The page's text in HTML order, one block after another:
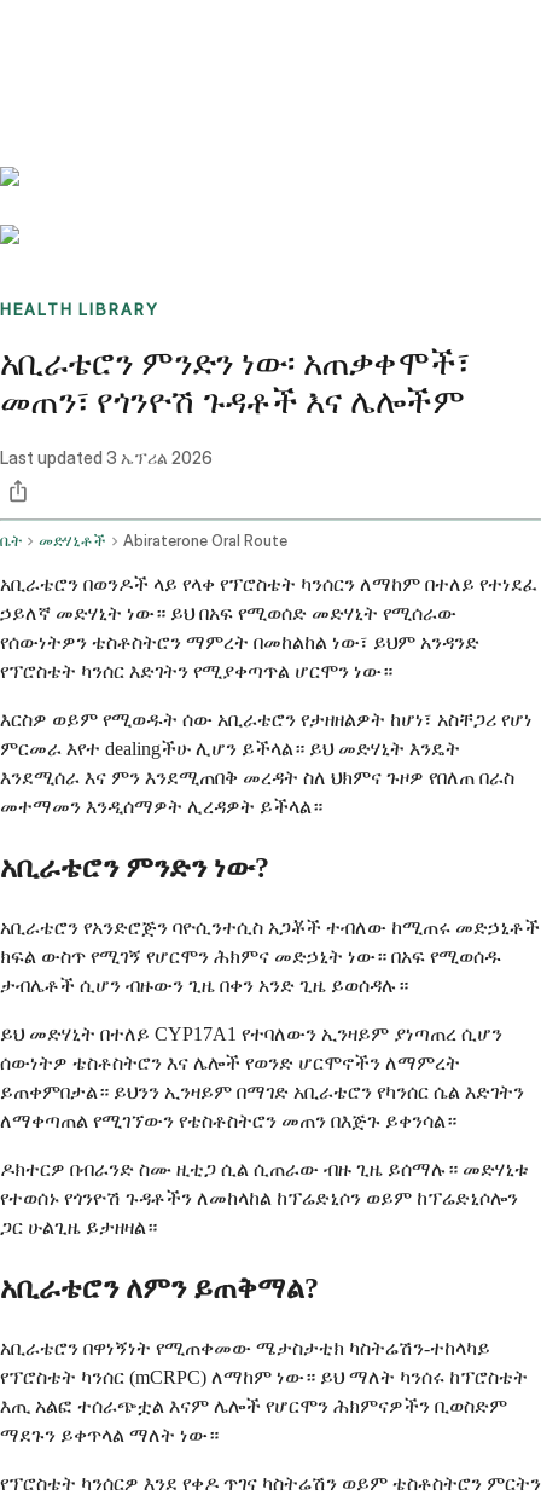
HEALTH LIBRARY
አቢራቴሮን ምንድን ነው፡ አጠቃቀሞች፣
መጠን፣ የጎንዮሽ ጉዳቶች እና ሌሎችም
Last updated 3 ኤፕሪል 2026
ቤት መድሃኒቶች Abiraterone Oral Route
አቢራቴሮን በወንዶች ላይ የላቀ የፕሮስቴት ካንሰርን ለማከም በተለይ የተነደፈ
ኃይለኛ መድሃኒት ነው። ይህ በአፍ የሚወሰድ መድሃኒት የሚሰራው
የሰውነትዎን ቴስቶስትሮን ማምረት በመከልከል ነው፣ ይህም አንዳንድ
የፕሮስቴት ካንሰር እድገትን የሚያቀጣጥል ሆርሞን ነው።
እርስዎ ወይም የሚወዱት ሰው አቢራቴሮን የታዘዘልዎት ከሆነ፣ አስቸጋሪ የሆነ
ምርመራ እየተ dealingችሁ ሊሆን ይችላል። ይህ መድሃኒት እንዴት
እንደሚሰራ እና ምን እንደሚጠበቅ መረዳት ስለ ህክምና ጉዞዎ የበለጠ በራስ
መተማመን እንዲሰማዎት ሊረዳዎት ይችላል።
አቢራቴሮን ምንድን ነው?
አቢራቴሮን የአንድሮጅን ባዮሲንተሲስ አጋቾች ተብለው ከሚጠሩ መድኃኒቶች
ክፍል ውስጥ የሚገኝ የሆርሞን ሕክምና መድኃኒት ነው። በአፍ የሚወሰዱ
ታብሌቶች ሲሆን ብዙውን ጊዜ በቀን አንድ ጊዜ ይወሰዳሉ።
ይህ መድሃኒት በተለይ CYP17A1 የተባለውን ኢንዛይም ያነጣጠረ ሲሆን
ሰውነትዎ ቴስቶስትሮን እና ሌሎች የወንድ ሆርሞኖችን ለማምረት
ይጠቀምበታል። ይህንን ኢንዛይም በማገድ አቢራቴሮን የካንሰር ሴል እድገትን
ለማቀጣጠል የሚገኘውን የቴስቶስትሮን መጠን በእጅጉ ይቀንሳል።
ዶክተርዎ በብራንድ ስሙ ዚቲጋ ሲል ሲጠራው ብዙ ጊዜ ይሰማሉ። መድሃኒቱ
የተወሰኑ የጎንዮሽ ጉዳቶችን ለመከላከል ከፕሬድኒሶን ወይም ከፕሬድኒሶሎን
ጋር ሁልጊዜ ይታዘዛል።
አቢራቴሮን ለምን ይጠቅማል?
አቢራቴሮን በዋነኝነት የሚጠቀመው ሜታስታቲክ ካስትሬሽን-ተከላካይ
የፕሮስቴት ካንሰር (mCRPC) ለማከም ነው። ይህ ማለት ካንሰሩ ከፕሮስቴት
እጢ አልፎ ተሰራጭቷል እናም ሌሎች የሆርሞን ሕክምናዎችን ቢወስድም
ማደጉን ይቀጥላል ማለት ነው።
የፕሮስቴት ካንሰርዎ እንደ የቀዶ ጥገና ካስትሬሽን ወይም ቴስቶስትሮን ምርትን